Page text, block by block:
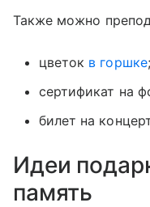
Также можно
цветок в горшке;
сертификат на
билет на
Идеи
память